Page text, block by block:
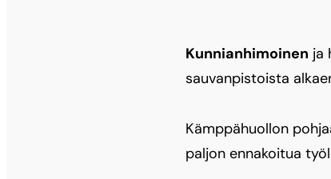
Kunnianhimoinen ja
sauvanpistoista
Kämppähuollon
paljon ennakoitua